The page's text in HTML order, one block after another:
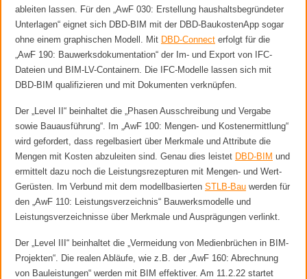
ableiten lassen. Für den „AwF 030: Erstellung haushaltsbegründeter
Unterlagen“ eignet sich DBD-BIM mit der DBD-BaukostenApp sogar
ohne einem graphischen Modell. Mit DBD-Connect erfolgt für die
„AwF 190: Bauwerksdokumentation“ der Im- und Export von IFC-
Dateien und BIM-LV-Containern. Die IFC-Modelle lassen sich mit
DBD-BIM qualifizieren und mit Dokumenten verknüpfen.
Der „Level II“ beinhaltet die „Phasen Ausschreibung und Vergabe
sowie Bauausführung“. Im „AwF 100: Mengen- und Kostenermittlung“
wird gefordert, dass regelbasiert über Merkmale und Attribute die
Mengen mit Kosten abzuleiten sind. Genau dies leistet DBD-BIM und
ermittelt dazu noch die Leistungsrezepturen mit Mengen- und Wert-
Gerüsten. Im Verbund mit dem modellbasierten STLB-Bau werden für
den „AwF 110: Leistungsverzeichnis“ Bauwerksmodelle und
Leistungsverzeichnisse über Merkmale und Ausprägungen verlinkt.
Der „Level III“ beinhaltet die „Vermeidung von Medienbrüchen in BIM-
Projekten“. Die realen Abläufe, wie z.B. der „AwF 160: Abrechnung
von Bauleistungen“ werden mit BIM effektiver. Am 11.2.22 startet